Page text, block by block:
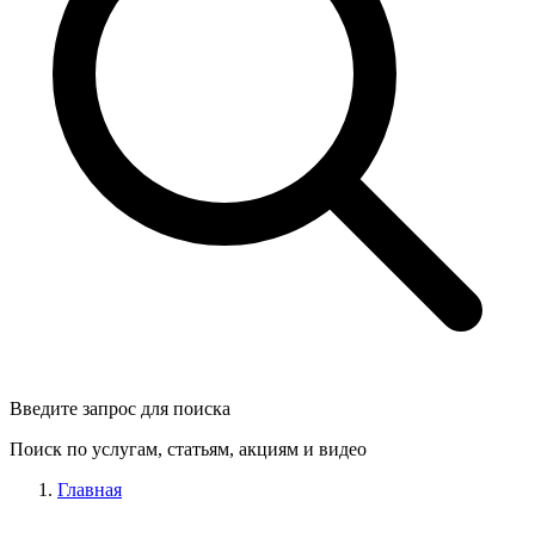
Введите запрос для поиска
Поиск по услугам, статьям, акциям и видео
Главная